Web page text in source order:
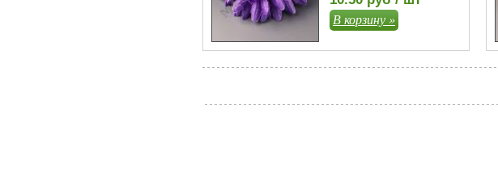
В корзину »